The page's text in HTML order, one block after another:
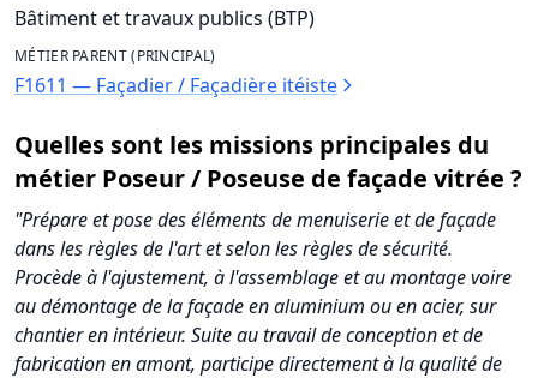
Bâtiment et travaux publics (BTP)
MÉTIER PARENT (PRINCIPAL)
F1611 — Façadier / Façadière itéiste
Quelles sont les missions principales du
métier Poseur / Poseuse de façade vitrée ?
"Prépare et pose des éléments de menuiserie et de façade
dans les règles de l'art et selon les règles de sécurité.
Procède à l'ajustement, à l'assemblage et au montage voire
au démontage de la façade en aluminium ou en acier, sur
chantier en intérieur. Suite au travail de conception et de
fabrication en amont, participe directement à la qualité de